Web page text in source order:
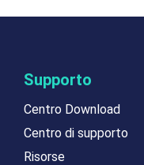
Supporto
Centro Download
Centro di supporto
Risorse